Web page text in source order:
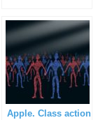
Apple. Class action